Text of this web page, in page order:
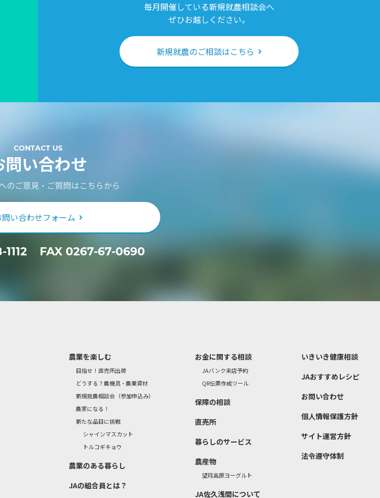
毎月開催している新規就農相談会へ
ぜひお越しください。
新規就農のご相談はこちら
CONTACT US
問い合わせ
のご意見・ご質問はこちらから
問い合わせフォーム
FAX 0267-67-0690
農業を楽しむ
目指せ！直売所出荷
どうする？農機具・農業資材
新規就農相談会（参加申込み）
農家になる！
新たな品目に挑戦
シャインマスカット
トルコギキョウ
農業のある暮らし
JAの組合員とは？
お金に関する相談
JAバンク来店予約
QR伝票作成ツール
保障の相談
直売所
暮らしのサービス
農産物
望月高原ヨーグルト
JA佐久浅間について
いきいき健康相談
JAおすすめレシピ
お問い合わせ
個人情報保護方針
サイト運営方針
法令遵守体制